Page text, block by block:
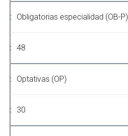
Obligatorias especialidad (OB-P)
48
Optativas (OP)
30